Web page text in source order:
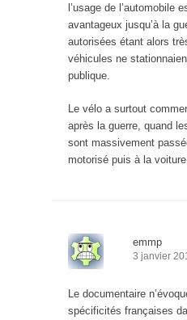
l’usage de l’automobile
avantageux jusqu’à la
autorisées étant alors
véhicules ne
publique.
Le vélo a surtout
après la guerre, quand
sont massivement
motorisé puis à la voiture.
emmp
3 janvier
Le documentaire
spécificités françaises